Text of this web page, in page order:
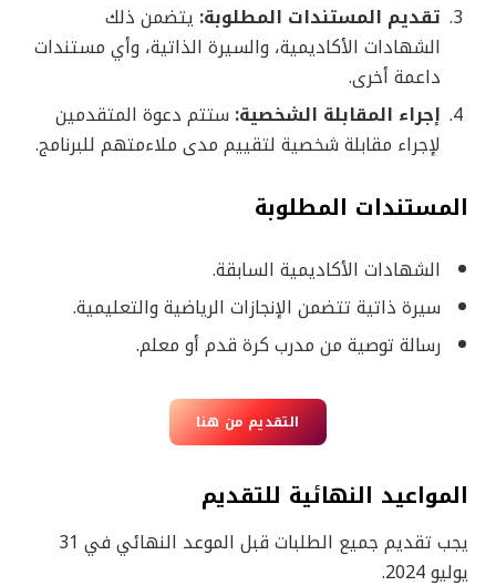
تقديم المستندات المطلوبة: يتضمن ذلك
الشهادات الأكاديمية، والسيرة الذاتية، وأي مستندات
داعمة أخرى.
إجراء المقابلة الشخصية: ستتم دعوة المتقدمين
لإجراء مقابلة شخصية لتقييم مدى ملاءمتهم للبرنامج.
المستندات المطلوبة
الشهادات الأكاديمية السابقة.
سيرة ذاتية تتضمن الإنجازات الرياضية والتعليمية.
رسالة توصية من مدرب كرة قدم أو معلم.
التقديم من هنا
المواعيد النهائية للتقديم
يجب تقديم جميع الطلبات قبل الموعد النهائي في 31
يوليو 2024.